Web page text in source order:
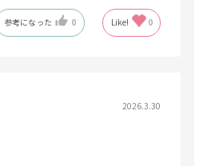
参考になった 0 Like! 0
2026.3.30